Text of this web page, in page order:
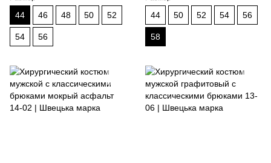
44 46 48 50 52
54 56
44 50 52 54 56
58